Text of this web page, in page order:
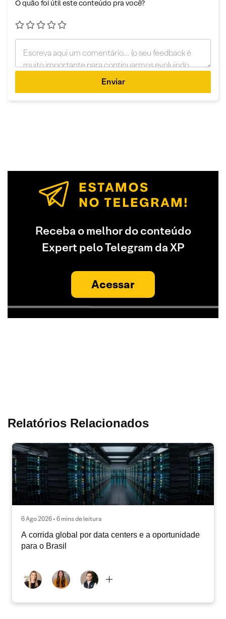
O quão foi útil este conteúdo pra você?
Enviar
Receba o melhor do conteúdo
Expert pelo Telegram da XP
Acessar
Relatórios Relacionados
6 Ago 2026 • 6 mins de leitura
A corrida global por data centers e a oportunidade
para o Brasil